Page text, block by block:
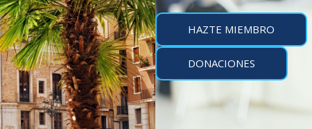
HAZTE MIEMBRO
DONACIONES